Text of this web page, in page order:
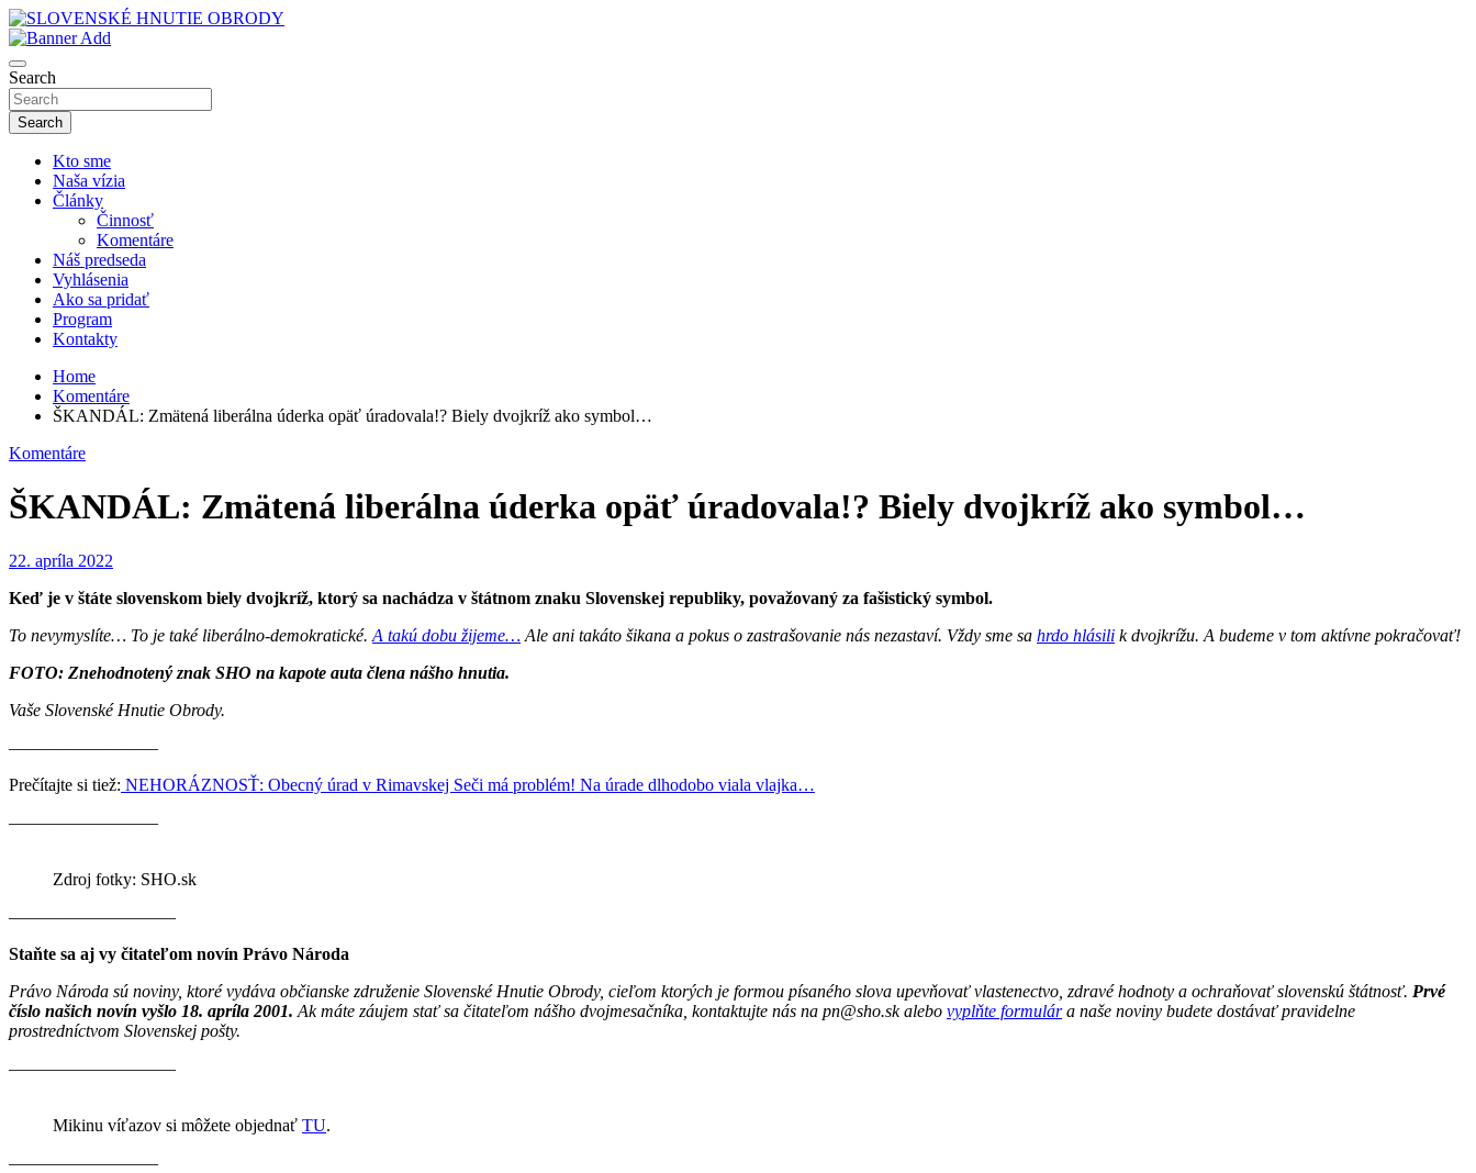
Skip
to
content
SLOVENSKÉ HNUTIE OBRODY
Search
Search
Kto sme
Naša vízia
Články
Činnosť
Komentáre
Náš predseda
Vyhlásenia
Ako sa pridať
Program
Kontakty
Home
Komentáre
ŠKANDÁL: Zmätená liberálna úderka opäť úradovala!? Biely dvojkríž ako symbol…
Komentáre
ŠKANDÁL: Zmätená liberálna úderka opäť úradovala!? Biely dvojkríž ako symbol…
22. apríla 2022
Keď je v štáte slovenskom biely dvojkríž, ktorý sa nachádza v štátnom znaku Slovenskej republiky, považovaný za fašistický symbol.
To nevymyslíte… To je také liberálno-demokratické. A takú dobu žijeme… Ale ani takáto šikana a pokus o zastrašovanie nás nezastaví. Vždy sme sa hrdo hlásili k dvojkrížu. A budeme v tom aktívne pokračovať!
FOTO: Znehodnotený znak SHO na kapote auta člena nášho hnutia.
Vaše Slovenské Hnutie Obrody.
————————–
Prečítajte si tiež: NEHORÁZNOSŤ: Obecný úrad v Rimavskej Seči má problém! Na úrade dlhodobo viala vlajka…
————————–
Zdroj fotky: SHO.sk
———————–——
Staňte sa aj vy čitateľom novín Právo Národa
Právo Národa sú noviny, ktoré vydáva občianske združenie Slovenské Hnutie Obrody, cieľom ktorých je formou písaného slova upevňovať vlastenectvo, zdravé hodnoty a ochraňovať slovenskú štátnosť. Prvé
číslo našich novín vyšlo 18. apríla 2001. Ak máte záujem stať sa čitateľom nášho dvojmesačníka, kontaktujte nás na pn@sho.sk alebo vyplňte formulára naše noviny budete dostávať pravidelne
prostredníctvom Slovenskej pošty.
————————–—
Mikinu víťazov si môžete objednať TU.
————————–